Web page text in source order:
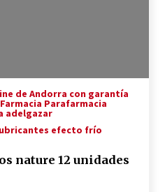
de Andorra con garantía
Parafarmacia
adelgazar
efecto frío
nature 12 unidades